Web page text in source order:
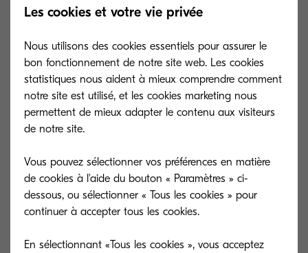
et son cluster scientifique, le territoire s’inscrit dans
internationalement.
Notre défi
La Communauté Paris-Saclay souhaitait
mutualiser et offrir un catalogue de prestations
de services aux collectivités de territoires dans le
cadre d’un service commun des systèmes
d’informations comprenant l’assistance utilisateur,
Les cookies et votre vie privée
Nous utilisons des cookies essentiels pour assurer le
bon fonctionnement de notre site web. Les cookies
statistiques nous aident à mieux comprendre comment
notre site est utilisé, et les cookies marketing nous
permettent de mieux adapter le contenu aux visiteurs
de notre site.
Vous pouvez sélectionner vos préférences en matière
de cookies à l'aide du bouton « Paramètres » ci-
dessous, ou sélectionner « Tous les cookies » pour
continuer à accepter tous les cookies.
En sélectionnant «Tous les cookies », vous acceptez